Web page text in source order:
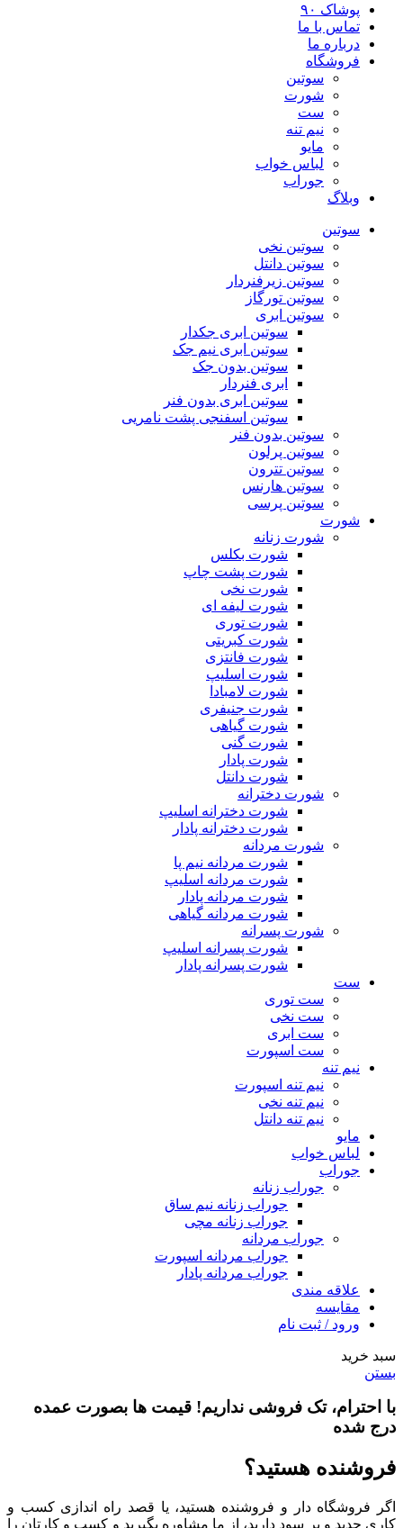
پوشاک ۹۰
تماس با ما
درباره ما
فروشگاه
سوتین
شورت
ست
نیم تنه
مایو
لباس خواب
جوراب
وبلاگ
سوتین
سوتین نخی
سوتین دانتل
سوتین زیرفنردار
سوتین تورگاز
سوتین ابری
سوتین ابری جکدار
سوتین ابری نیم جک
سوتین بدون جک
ابری فنردار
سوتین ابری بدون فنر
سوتین اسفنجی پشت نامریی
سوتین بدون فنر
سوتین پرلون
سوتین تترون
سوتین هارنس
سوتین پرسی
شورت
شورت زنانه
شورت بکلس
شورت پشت چاپ
شورت نخی
شورت لیفه ای
شورت توری
شورت کبریتی
شورت فانتزی
شورت اسلیپ
شورت لامبادا
شورت جنیفری
شورت گیاهی
شورت گنی
شورت پادار
شورت دانتل
شورت دخترانه
شورت دخترانه اسلیپ
شورت دخترانه پادار
شورت مردانه
شورت مردانه نیم پا
شورت مردانه اسلیپ
شورت مردانه پادار
شورت مردانه گیاهی
شورت پسرانه
شورت پسرانه اسلیپ
شورت پسرانه پادار
ست
ست توری
ست نخی
ست ابری
ست اسپورت
نیم تنه
نیم تنه اسپورت
نیم تنه نخی
نیم تنه دانتل
مایو
لباس خواب
جوراب
جوراب زنانه
جوراب زنانه نیم ساق
جوراب زنانه مچی
جوراب مردانه
جوراب مردانه اسپورت
جوراب مردانه پادار
علاقه مندی
مقایسه
ورود / ثبت نام
سبد خرید
بستن
با احترام، تک فروشی نداریم! قیمت ها بصورت عمده
درج شده
فروشنده هستید؟
اگر فروشگاه دار و فروشنده هستید، یا قصد راه اندازی کسب و
کاری جدید و پر سود دارید، از ما مشاوره بگیرید و کسب و کارتان را